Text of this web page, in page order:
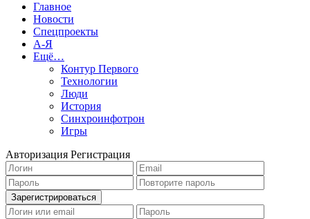
Главное
Новости
Спецпроекты
А-Я
Ещё…
Контур Первого
Технологии
Люди
История
Синхроинфотрон
Игры
Авторизация Регистрация